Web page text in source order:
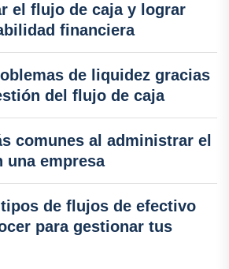
el flujo de caja y lograr
financiera
de liquidez gracias
del flujo de caja
comunes al administrar el
una empresa
de flujos de efectivo
para gestionar tus